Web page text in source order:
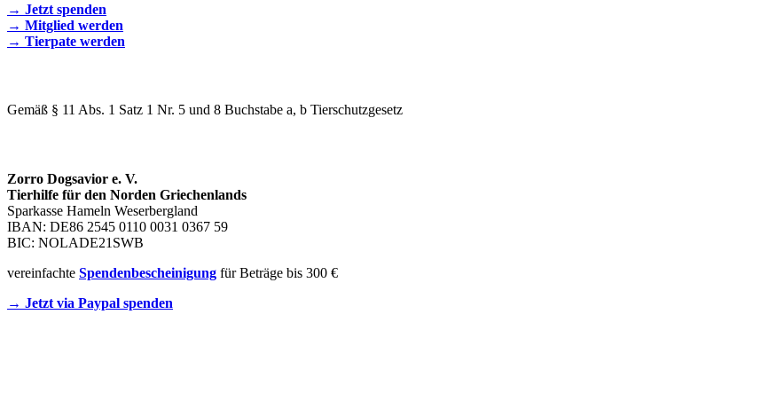
→ Jetzt spenden
→ Mitglied werden
→ Tierpate werden
Gemäß § 11 Abs. 1 Satz 1 Nr. 5 und 8 Buchstabe a, b Tierschutzgesetz
Zorro Dogsavior e. V.
Tierhilfe für den Norden Griechenlands
Sparkasse Hameln Weserbergland
IBAN: DE86 2545 0110 0031 0367 59
BIC: NOLADE21SWB
vereinfachte Spendenbescheinigung für Beträge bis 300 €
→ Jetzt via Paypal spenden